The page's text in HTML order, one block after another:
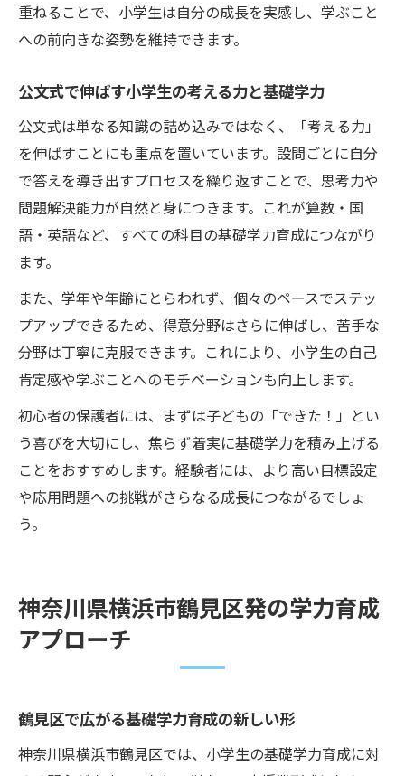
重ねることで、小学生は自分の成長を実感し、学ぶこと
への前向きな姿勢を維持できます。
公文式で伸ばす小学生の考える力と基礎学力
公文式は単なる知識の詰め込みではなく、「考える力」
を伸ばすことにも重点を置いています。設問ごとに自分
で答えを導き出すプロセスを繰り返すことで、思考力や
問題解決能力が自然と身につきます。これが算数・国
語・英語など、すべての科目の基礎学力育成につながり
ます。
また、学年や年齢にとらわれず、個々のペースでステッ
プアップできるため、得意分野はさらに伸ばし、苦手な
分野は丁寧に克服できます。これにより、小学生の自己
肯定感や学ぶことへのモチベーションも向上します。
初心者の保護者には、まずは子どもの「できた！」とい
う喜びを大切にし、焦らず着実に基礎学力を積み上げる
ことをおすすめします。経験者には、より高い目標設定
や応用問題への挑戦がさらなる成長につながるでしょ
う。
神奈川県横浜市鶴見区発の学力育成
アプローチ
鶴見区で広がる基礎学力育成の新しい形
神奈川県横浜市鶴見区では、小学生の基礎学力育成に対